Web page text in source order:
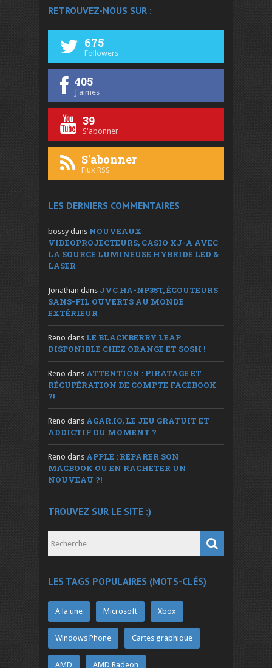
RETROUVEZ-NOUS SUR :
675
Followers
405
J'aimes
39
S'abonner
S'abonner
Flux RSS
LES DERNIERS COMMENTAIRES
bossy dans NOUVEAUX
VIDÉOPROJECTEURS, CASIO XJ-A AVEC
LA SOURCE LUMINEUSE HYBRIDE LED &
LASER
Jonathan dans JVC HA-NP35T, ÉCOUTEURS
SANS-FIL OUVERTS AU MONDE
EXTÉRIEUR
Reno dans LE BLACKBERRY LEAP
DISPONIBLE CHEZ ORANGE ET SOSH !
Reno dans ATTENTION : PIRATAGE ET
RÉCUPÉRATION DE COMPTE FACEBOOK
?!
Reno dans AGAR.IO, LE JEU GRATUIT ET
ADDICTIF DU MOMENT ?
Reno dans APPLE : RÉPARER SON
MACBOOK OU EN RACHETER UN
NOUVEAU ?!
TROUVEZ SUR LE SITE :)
LES TAGS POPULAIRES (MOTS-CLÉS)
A la une Microsoft Xbox
Windows Phone Cartes graphique
AMD AMD Radeon